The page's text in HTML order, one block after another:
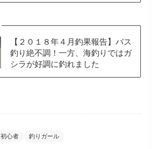
【２０１８年４月釣果報告】バス
釣り絶不調！一方、海釣りではガ
シラが好調に釣れました
初心者 釣りガール